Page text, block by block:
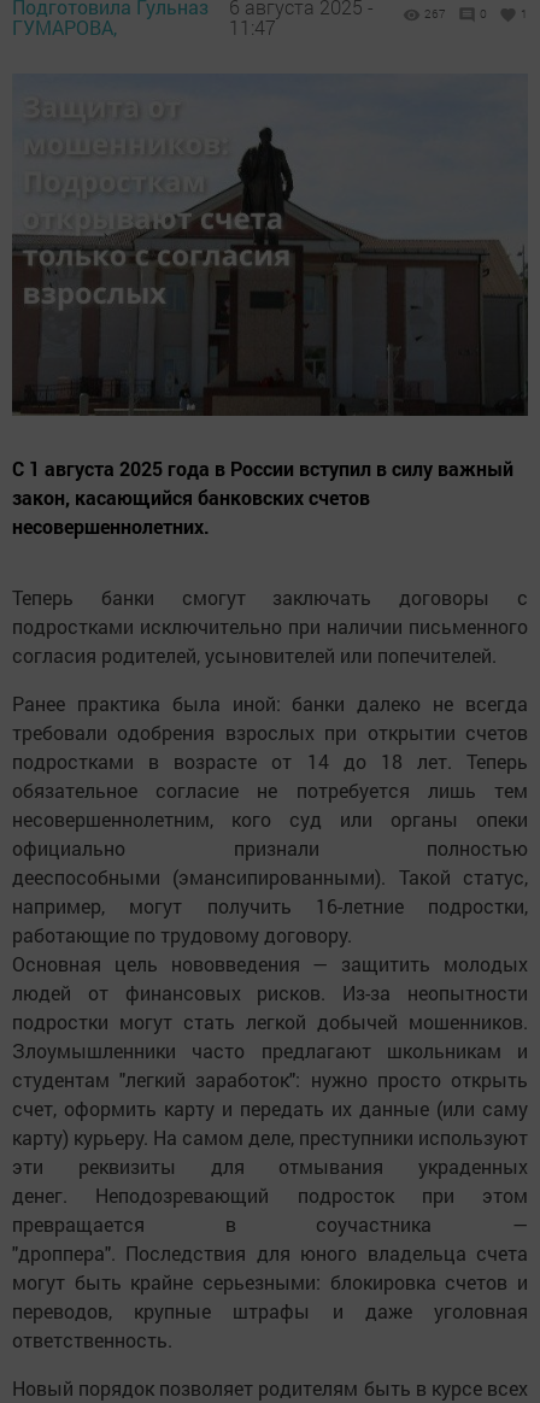
Подготовила Гульназ
ГУМАРОВА,
6 августа 2025 -
11:47
267 0 1
С 1 августа 2025 года в России вступил в силу важный
закон, касающийся банковских счетов
несовершеннолетних.
Теперь банки смогут заключать договоры с
подростками исключительно при наличии письменного
согласия родителей, усыновителей или попечителей.
Ранее практика была иной: банкидалеко не всегда
требовали одобрения взрослых при открытии счетов
подростками в возрасте от 14 до 18 лет. Теперь
обязательное согласие не потребуется лишь тем
несовершеннолетним, кого суд или органы опеки
официально признали полностью
дееспособными (эмансипированными). Такой статус,
например, могут получить 16-летние подростки,
работающие по трудовому договору.
Основная цель нововведения — защитить молодых
людей от финансовых рисков. Из-за неопытности
подростки могут стать легкой добычей мошенников.
Злоумышленники часто предлагают школьникам и
студентам "легкий заработок": нужно просто открыть
счет, оформить карту и передать их данные (или саму
карту) курьеру. На самом деле, преступники используют
эти реквизиты для отмывания украденных
денег. Неподозревающий подросток при этом
превращается в соучастника —
"дроппера". Последствия для юного владельца счета
могут быть крайне серьезными: блокировка счетов и
переводов, крупные штрафы и даже уголовная
ответственность.
Новый порядок позволяет родителям быть в курсе всех